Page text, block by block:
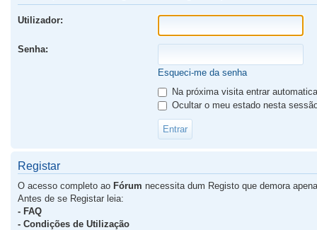
Utilizador:
Senha:
Esqueci-me da senha
Na próxima visita entrar
Ocultar o meu estado nesta
Registar
O acesso completo ao Fórum necessita dum Registo que demora
Antes de se Registar leia:
- FAQ
- Condições de Utilização